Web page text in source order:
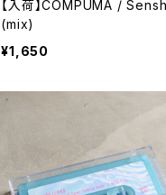
【入荷】COMPUMA / Senshin
(mix)
¥1,650